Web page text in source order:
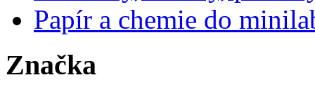
Papír a chemie do
Značka